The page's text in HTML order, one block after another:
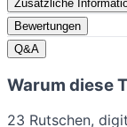
Zusätzliche
Bewertungen
Q&A
Warum diese
23 Rutschen,